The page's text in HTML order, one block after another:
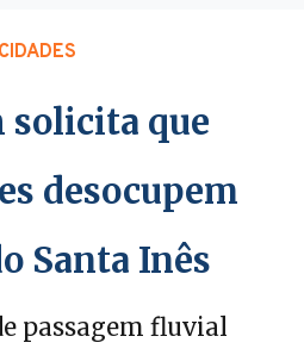
CIDADES
solicita que
desocupem
Santa Inês
passagem fluvial